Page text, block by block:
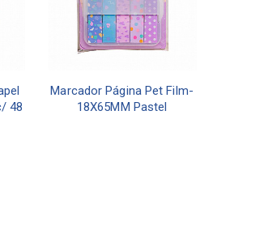
48
Marcador Página Pet Film-
18X65MM Pastel